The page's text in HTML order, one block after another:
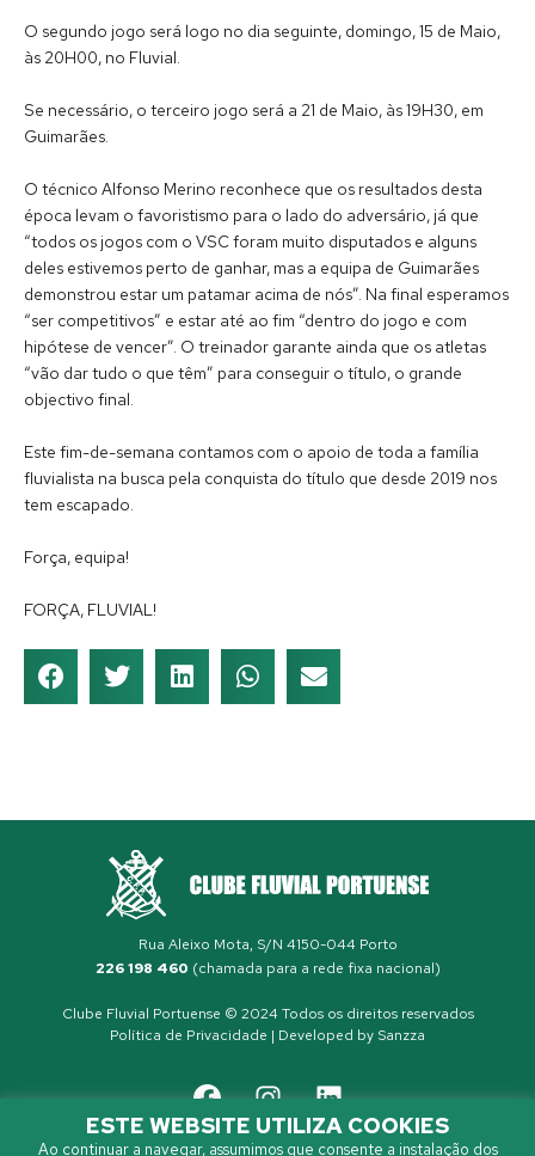
O segundo jogo será logo no dia seguinte, domingo, 15 de Maio,
às 20H00, no Fluvial.
Se necessário, o terceiro jogo será a 21 de Maio, às 19H30, em
Guimarães.
O técnico Alfonso Merino reconhece que os resultados desta
época levam o favoristismo para o lado do adversário, já que
“todos os jogos com o VSC foram muito disputados e alguns
deles estivemos perto de ganhar, mas a equipa de Guimarães
demonstrou estar um patamar acima de nós”. Na final esperamos
“ser competitivos” e estar até ao fim “dentro do jogo e com
hipótese de vencer”. O treinador garante ainda que os atletas
“vão dar tudo o que têm” para conseguir o título, o grande
objectivo final.
Este fim-de-semana contamos com o apoio de toda a família
fluvialista na busca pela conquista do título que desde 2019 nos
tem escapado.
Força, equipa!
FORÇA, FLUVIAL!
Rua Aleixo Mota, S/N 4150-044 Porto
226 198 460 (chamada para a rede fixa nacional)
Clube Fluvial Portuense © 2024 Todos os direitos reservados
Política de Privacidade | Developed by Sanzza
ESTE WEBSITE UTILIZA COOKIES
Ao continuar a navegar, assumimos que consente a instalação dos